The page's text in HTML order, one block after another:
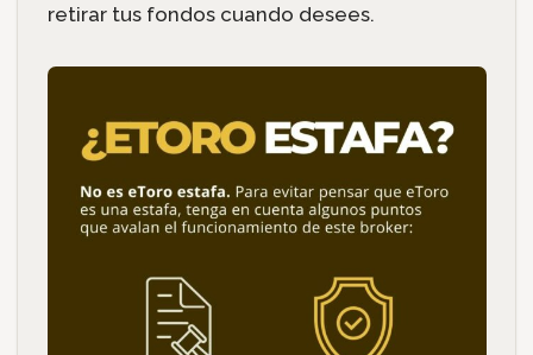
retirar tus fondos cuando desees.